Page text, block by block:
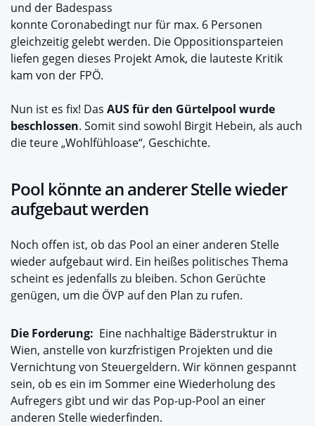
und der Badespass
konnte Coronabedingt nur für max. 6 Personen
gleichzeitig gelebt werden. Die Oppositionsparteien
liefen gegen dieses Projekt Amok, die lauteste Kritik
kam von der FPÖ.
Nun ist es fix! Das AUS für den Gürtelpool wurde
beschlossen. Somit sind sowohl Birgit Hebein, als auch
die teure „Wohlfühloase“, Geschichte.
Pool könnte an anderer Stelle wieder
aufgebaut werden
Noch offen ist, ob das Pool an einer anderen Stelle
wieder aufgebaut wird. Ein heißes politisches Thema
scheint es jedenfalls zu bleiben. Schon Gerüchte
genügen, um die ÖVP auf den Plan zu rufen.
Die Forderung: Eine nachhaltige Bäderstruktur in
Wien, anstelle von kurzfristigen Projekten und die
Vernichtung von Steuergeldern. Wir können gespannt
sein, ob es ein im Sommer eine Wiederholung des
Aufregers gibt und wir das Pop-up-Pool an einer
anderen Stelle wiederfinden.